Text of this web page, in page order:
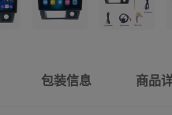
包装信息 商品